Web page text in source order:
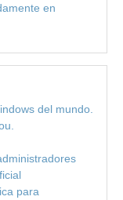
en
del mundo.
para